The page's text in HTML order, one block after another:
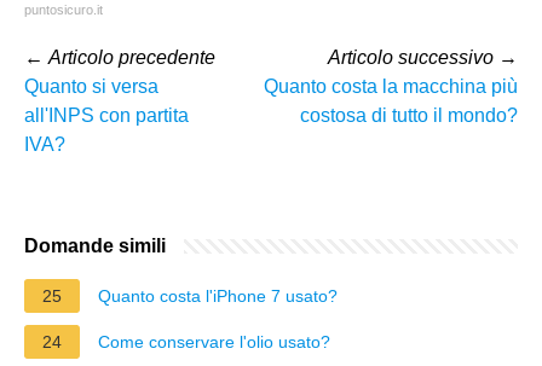
puntosicuro.it
← Articolo precedente
Quanto si versa
all'INPS con partita
IVA?
Articolo successivo →
Quanto costa la macchina più
costosa di tutto il mondo?
Domande simili
25 Quanto costa l'iPhone 7 usato?
24 Come conservare l'olio usato?